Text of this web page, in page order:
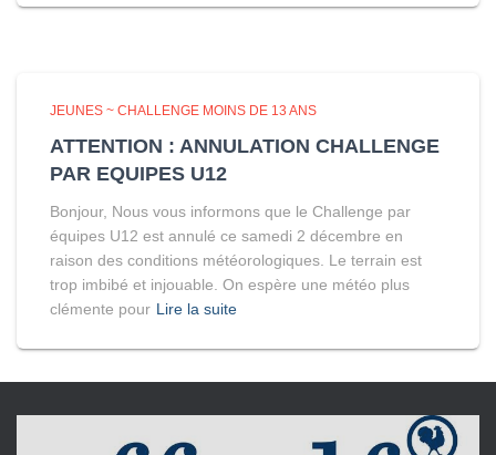
JEUNES ~ CHALLENGE MOINS DE 13 ANS
ATTENTION : ANNULATION CHALLENGE
PAR EQUIPES U12
Bonjour, Nous vous informons que le Challenge par
équipes U12 est annulé ce samedi 2 décembre en
raison des conditions météorologiques. Le terrain est
trop imbibé et injouable. On espère une météo plus
clémente pour Lire la suite